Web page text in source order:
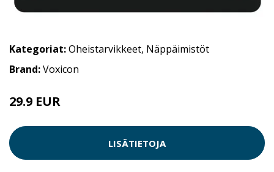
Kategoriat:Oheistarvikkeet, Näppäimistöt
Brand:Voxicon
29.9 EUR
LISÄTIETOJA